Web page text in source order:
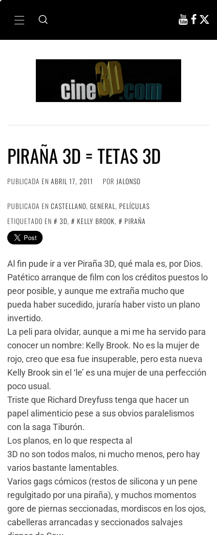
Menú
PIRAÑA 3D = TETAS 3D
PUBLICADA EN ABRIL 17, 2011 POR JALONSO
PUBLICADA EN CASTELLANO, GENERAL, PELÍCULAS
ETIQUETADO EN
3D, KELLY BROOK, PIRAÑA
Al fin pude ir a ver Piraña 3D, qué mala es, por Dios.
Patético arranque de film con los créditos puestos lo
peor posible, y aunque me extraña mucho que
pueda haber sucedido, juraría haber visto un plano
invertido.
La peli para olvidar, aunque a mi me ha servido para
conocer un nombre: Kelly Brook. No es la mujer de
rojo, creo que esa fue insuperable, pero esta nueva
Kelly Brook sin el ‘le’ es una mujer de una perfección
poco usual.
Triste que Richard Dreyfuss tenga que hacer un
papel alimenticio pese a sus obvios paralelismos
con la saga Tiburón.
Los planos, en lo que respecta al
3D no son todos malos, ni mucho menos, pero hay
varios bastante lamentables.
Varios gags cómicos (restos de silicona y un pene
regulgitado por una piraña), y muchos momentos
gore de piernas seccionadas, mordiscos en los ojos,
cabelleras arrancadas y seccionados salvajes